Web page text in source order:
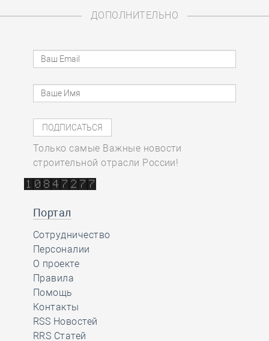
ДОПОЛНИТЕЛЬНО
Только самые Важные новости
строительной отрасли России!
Портал
Сотрудничество
Персоналии
О проекте
Правила
Помощь
Контакты
RSS Новостей
RRS Статей